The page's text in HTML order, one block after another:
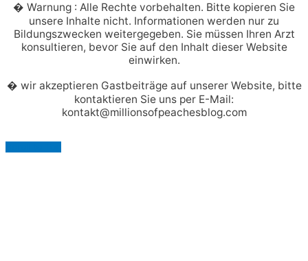
� Warnung : Alle Rechte vorbehalten. Bitte kopieren Sie
unsere Inhalte nicht. Informationen werden nur zu
Bildungszwecken weitergegeben. Sie müssen Ihren Arzt
konsultieren, bevor Sie auf den Inhalt dieser Website
einwirken.
� wir akzeptieren Gastbeiträge auf unserer Website, bitte
kontaktieren Sie uns per E-Mail:
kontakt@millionsofpeachesblog.com